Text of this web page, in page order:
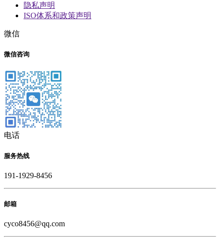
隐私声明
ISO体系和政策声明
微信
微信咨询
电话
服务热线
191-1929-8456
邮箱
cyco8456@qq.com